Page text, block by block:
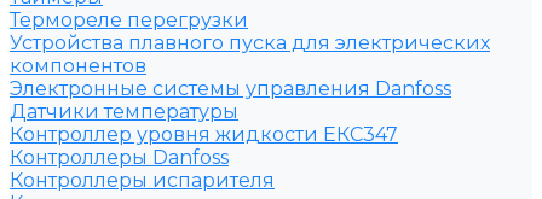
Термореле перегрузки
Устройства плавного пуска для электрических
компонентов
Электронные системы управления Danfoss
Датчики температуры
Контроллер уровня жидкости ЕКС347
Контроллеры Danfoss
Контроллеры испарителя